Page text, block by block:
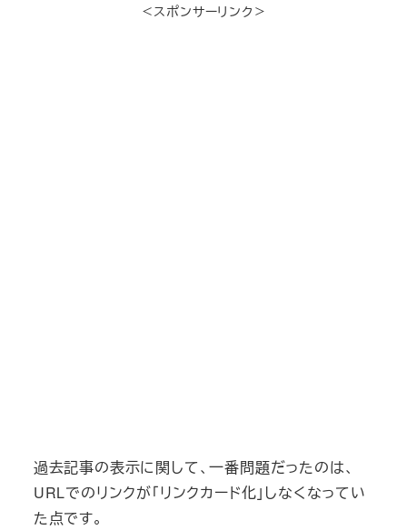
＜スポンサーリンク＞
過去記事の表示に関して、一番問題だったのは、
URLでのリンクが「リンクカード化」しなくなってい
た点です。